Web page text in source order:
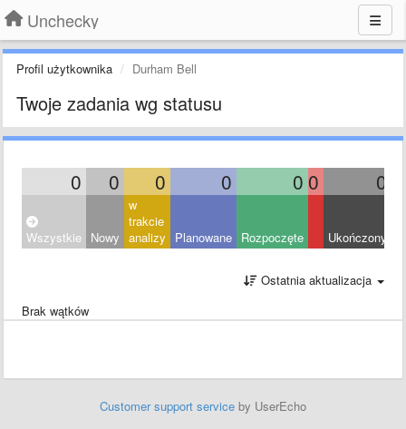
Unchecky
Profil użytkownika Durham Bell
Twoje zadania wg statusu
0 0 0 0 0 0 0
Wszystkie Nowy
w
trakcie
analizy
Planowane Rozpoczęte Ukończony
Ostatnia aktualizacja
Brak wątków
Customer support service by UserEcho